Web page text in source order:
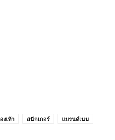
งเท้า สนีกเกอร์
แบรนด์เนม